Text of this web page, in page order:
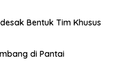
Bentuk Tim Khusus
di Pantai